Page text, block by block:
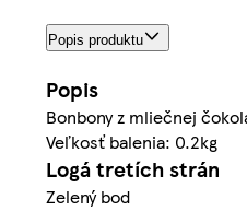
Popis produktu
Popis
Bonbony z mliečnej
Veľkosť balenia: 0.2kg
Logá tretích strán
Zelený bod